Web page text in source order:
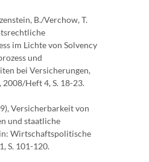
B./Verchow, T.
im Lichte von Solvency
und
bei Versicherungen,
2008/Heft 4, S. 18-23.
Versicherbarkeit von
und staatliche
Wirtschaftspolitische
S. 101-120.